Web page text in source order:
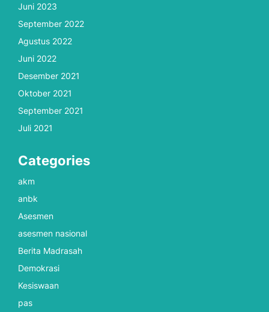
Juni 2023
September 2022
Agustus 2022
Juni 2022
Desember 2021
Oktober 2021
September 2021
Juli 2021
Categories
akm
anbk
Asesmen
asesmen nasional
Berita Madrasah
Demokrasi
Kesiswaan
pas